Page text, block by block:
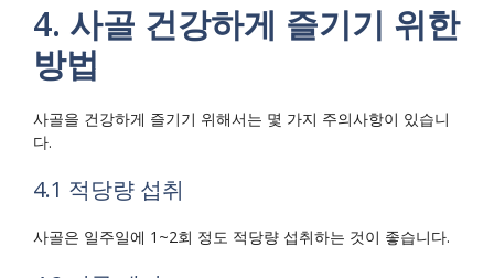
4. 사골 건강하게 즐기기 위한
방법
사골을 건강하게 즐기기 위해서는 몇 가지 주의사항이 있습니
다.
4.1 적당량 섭취
사골은 일주일에 1~2회 정도 적당량 섭취하는 것이 좋습니다.